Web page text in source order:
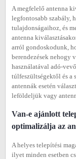
A megfelelő antenna
legfontosabb szabály,
tulajdonságaihoz, és
antenna
arról gondoskodunk,
berendezések nehogy
használatával adó-
túlfeszültségektől és a
antennák esetén
leföldeljük vagy
Van-e ajánlott
optimalizálja az
A helyes telepítési
ilyet minden esetben